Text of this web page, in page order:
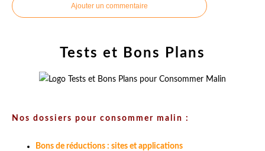
Ajouter un commentaire
Tests et Bons Plans
Nos dossiers pour consommer malin :
Bons de réductions : sites et applications